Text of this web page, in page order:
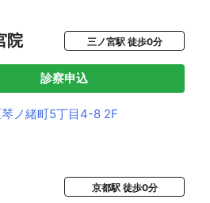
院 三ノ宮駅 徒歩0分
診察申込
ノ緒町5丁目4-8 2F
京都駅 徒歩0分